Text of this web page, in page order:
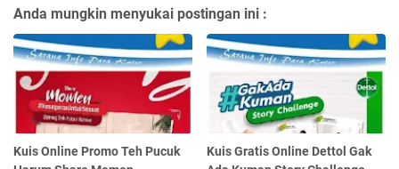
Anda mungkin menyukai postingan ini :
Kuis Online Promo Teh Pucuk
Kuis Gratis Online Dettol Gak